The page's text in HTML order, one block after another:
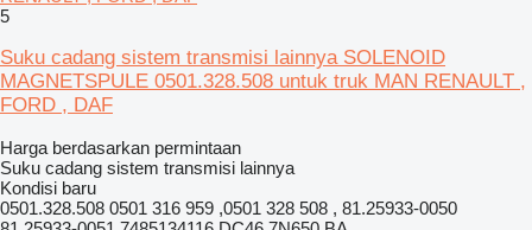
5
Suku cadang sistem transmisi lainnya SOLENOID
MAGNETSPULE 0501.328.508 untuk truk MAN RENAULT ,
FORD , DAF
Harga berdasarkan permintaan
Suku cadang sistem transmisi lainnya
Kondisi baru
0501.328.508 0501 316 959 ,0501 328 508 , 81.25933-0050